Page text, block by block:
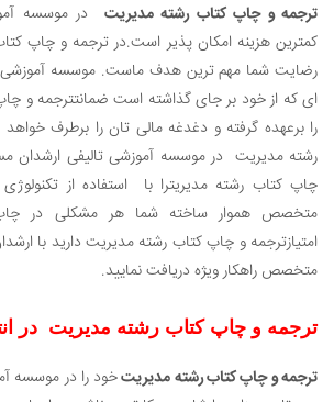
ترجمه و چاپ کتاب رشته مدیریت در موسسه
کمترین هزینه امکان پذیر است.در ترجمه و چاپ
رضایت شما مهم ترین هدف ماست. موسسه آموزشی
ای که از خود بر جای گذاشته است ضمانتترجمه و
را برعهده گرفته و دغدغه مالی تان را برطرف خواهد
رشته مدیریت در موسسه آموزشی تالیفی ارشدان
چاپ کتاب رشته مدیریترا با استفاده از
متخصص هموار ساخته شما هر مشکلی در
امتیازترجمه و چاپ کتاب رشته مدیریتدارید با
متخصص راهکار ویژه دریافت نمایید.
ترجمه و چاپ کتاب رشته مدیریت در
ترجمه و چاپ کتاب رشته مدیریتخود را در موسسه